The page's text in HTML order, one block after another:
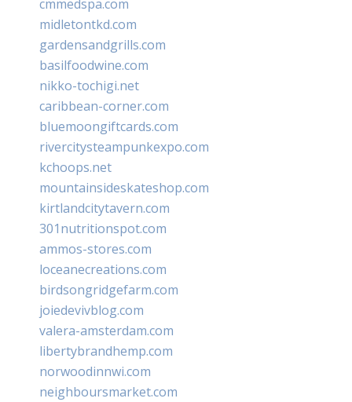
cmmedspa.com
midletontkd.com
gardensandgrills.com
basilfoodwine.com
nikko-tochigi.net
caribbean-corner.com
bluemoongiftcards.com
rivercitysteampunkexpo.com
kchoops.net
mountainsideskateshop.com
kirtlandcitytavern.com
301nutritionspot.com
ammos-stores.com
loceanecreations.com
birdsongridgefarm.com
joiedevivblog.com
valera-amsterdam.com
libertybrandhemp.com
norwoodinnwi.com
neighboursmarket.com